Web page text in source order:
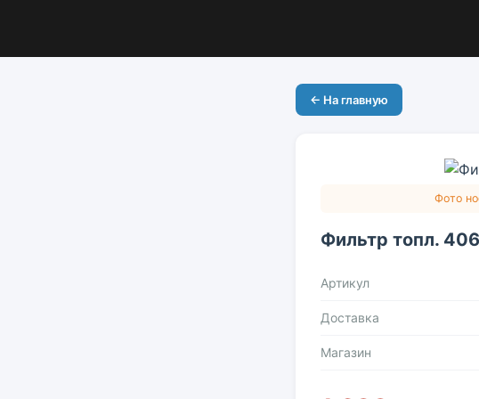
← На главную
Фото
Фильтр топл.
Артикул
Доставка
Магазин